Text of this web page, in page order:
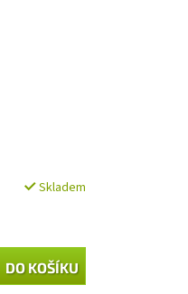
Skladem
DO KOŠÍKU